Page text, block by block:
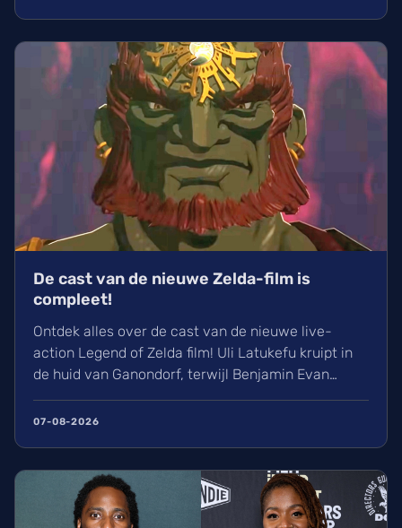
De cast van de nieuwe Zelda-film is
compleet!
Ontdek alles over de cast van de nieuwe live-
action Legend of Zelda film! Uli Latukefu kruipt in
de huid van Ganondorf, terwijl Benjamin Evan
Zelda vertolken. De film, geregisseerd door Wes
wachten!
07-08-2026